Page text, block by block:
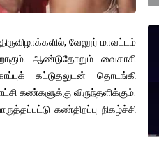
வேலூர் மாவட்டம்
ஆண்டுதோறும் வைகாசி
கட்டுதலுடன் தொடங்கி
கண்களுக்கு விருந்தளிக்கும்.
கண்திறப்பு நிகழ்ச்சி